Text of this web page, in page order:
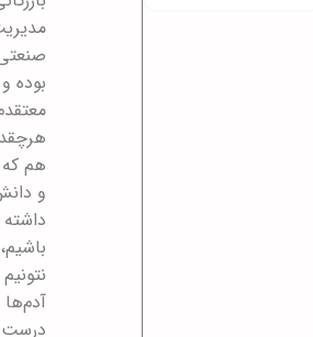
بوده و
هم
و
داشته
نتونیم
آدم‌ها
درست